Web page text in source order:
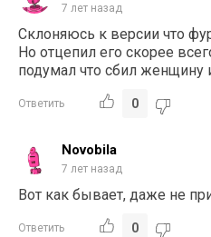
7 лет назад
Склоняюсь к версии что
Но отцепил его скорее
подумал что сбил женщину
Ответить 0
Novobila
7 лет назад
Вот как бывает, даже не
Ответить 0